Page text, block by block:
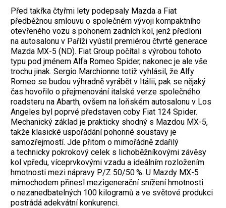
Před takřka čtyřmi lety podepsaly Mazda a Fiat
předběžnou smlouvu o společném vývoji kompaktního
otevřeného vozu s pohonem zadních kol, jenž předloni
na autosalonu v Paříži vyústil premiérou čtvrté generace
Mazda MX-5 (ND). Fiat Group počítal s výrobou tohoto
typu pod jménem Alfa Romeo Spider, nakonec je ale vše
trochu jinak. Sergio Marchionne totiž vyhlásil, že Alfy
Romeo se budou výhradně vyrábět v Itálii, pak se nějaký
čas hovořilo o přejmenování italské verze společného
roadsteru na Abarth, ovšem na loňském autosalonu v Los
Angeles byl poprvé představen coby Fiat 124 Spider.
Mechanický základ je prakticky shodný s Mazdou MX-5,
takže klasické uspořádání pohonné soustavy je
samozřejmostí. Jde přitom o mimořádně zdařilý
a technicky pokrokový celek s lichoběžníkovými závěsy
kol vpředu, víceprvkovými vzadu a ideálním rozložením
hmotnosti mezi nápravy P/Z 50/50 %. U Mazdy MX-5
mimochodem přinesl mezigenerační snížení hmotnosti
o nezanedbatelných 100 kilogramů a ve světové produkci
postrádá adekvátní konkurenci.